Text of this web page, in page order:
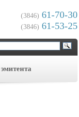
(3846) 61-70-30
(3846) 61-53-25